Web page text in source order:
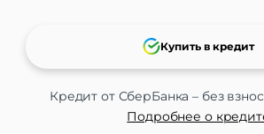
Кредит от СберБанка – без
Подробнее о
Купить в кредит